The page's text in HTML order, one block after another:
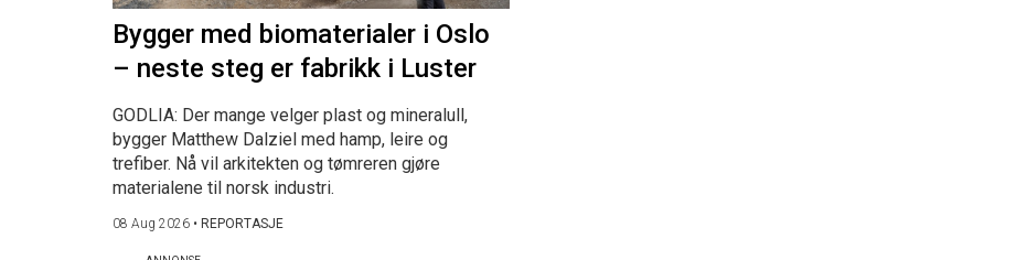
Bygger med biomaterialer i Oslo
– neste steg er fabrikk i Luster
GODLIA: Der mange velger plast og mineralull,
bygger Matthew Dalziel med hamp, leire og
trefiber. Nå vil arkitekten og tømreren gjøre
materialene til norsk industri.
08 Aug 2026 • REPORTASJE